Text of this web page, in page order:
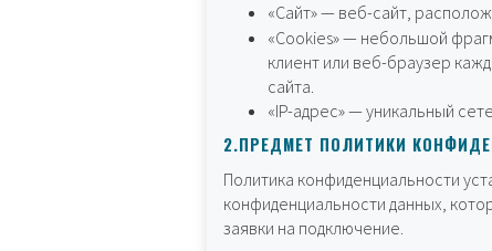
«Сайт» — веб-сайт,
«Cookies» — небольшой
клиент или веб-браузер
сайта.
«IP-адрес» — уникальный
2.ПРЕДМЕТ ПОЛИТИКИ
Политика конфиденциальности
конфиденциальности данных,
заявки на подключение.